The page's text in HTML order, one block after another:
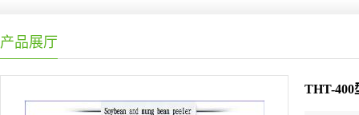
产品展厅
THT-400